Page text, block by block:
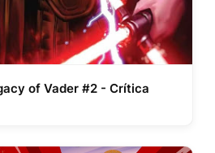
of Vader #2 - Crítica